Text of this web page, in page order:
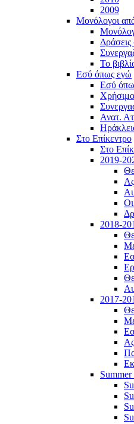
2009
Μονόλογοι
To
Εσύ όπως εγώ
Εσύ
Ανατ.
Στο Επίκεντρο
Στο
2019-
2018-
2017-
Summer